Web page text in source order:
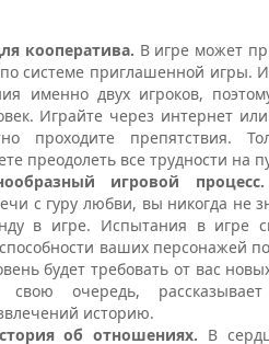
кооператива. В игре может
системе приглашенной игры.
именно двух игроков,
Играйте через интернет
проходите препятствия.
преодолеть все трудности на
игровой
с гуру любви, вы никогда не
в игре. Испытания в игре
ваших персонажей
будет требовать от вас
очередь,
историю.
об отношениях. В